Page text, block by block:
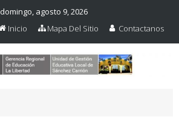
domingo, agosto 9, 2026
Inicio
Mapa Del Sitio Contactanos